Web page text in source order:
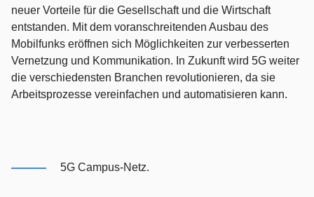
neuer Vorteile für die Gesellschaft und die Wirtschaft
entstanden. Mit dem voranschreitenden Ausbau des
Mobilfunks eröffnen sich Möglichkeiten zur verbesserten
Vernetzung und Kommunikation. In Zukunft wird 5G weiter
die verschiedensten Branchen revolutionieren, da sie
Arbeitsprozesse vereinfachen und automatisieren kann.
5G Campus-Netz.